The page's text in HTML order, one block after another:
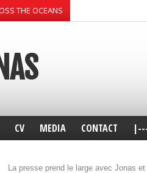
THE OCEANS
CV MEDIA CONTACT
La presse prend le large avec Jonas et